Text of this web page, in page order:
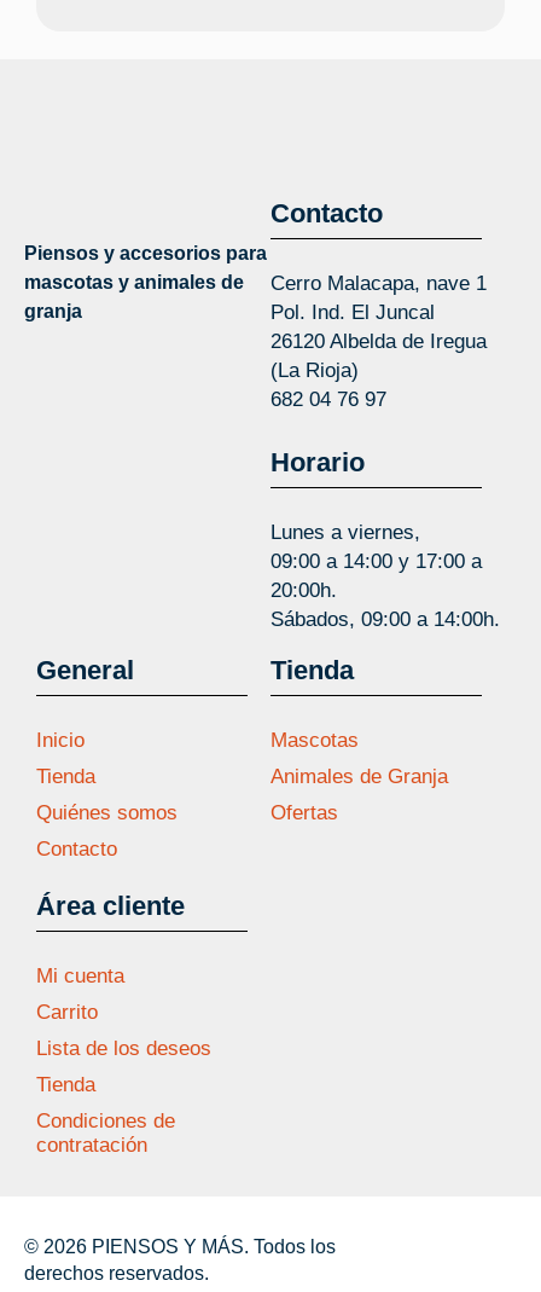
Piensos y accesorios para
mascotas y animales de
granja
Contacto
Cerro Malacapa, nave 1
Pol. Ind. El Juncal
26120 Albelda de Iregua
(La Rioja)
682 04 76 97
Horario
Lunes a viernes,
09:00 a 14:00 y 17:00 a
20:00h.
Sábados, 09:00 a 14:00h.
General
Inicio
Tienda
Quiénes somos
Contacto
Área cliente
Mi cuenta
Carrito
Lista de los deseos
Tienda
Condiciones de
contratación
Tienda
Mascotas
Animales de Granja
Ofertas
© 2026 PIENSOS Y MÁS. Todos los
derechos reservados.